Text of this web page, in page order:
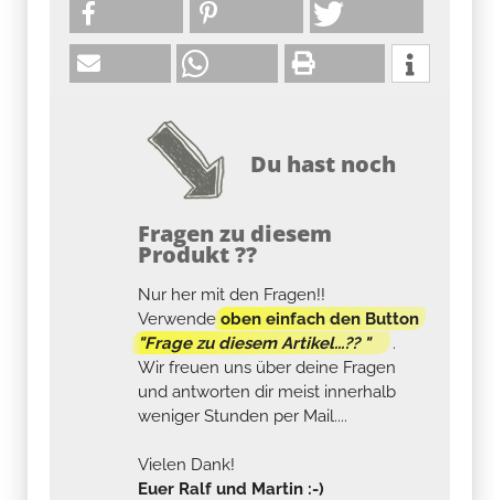
Du hast noch
Fragen zu diesem
Produkt ??
Nur her mit den Fragen!!
Verwendeoben einfach den Button
"Frage zu diesem Artikel...?? "
.
Wir freuen uns über deine Fragen
und antworten dir meist innerhalb
weniger Stunden per Mail....
Vielen Dank!
Euer Ralf und Martin :-)